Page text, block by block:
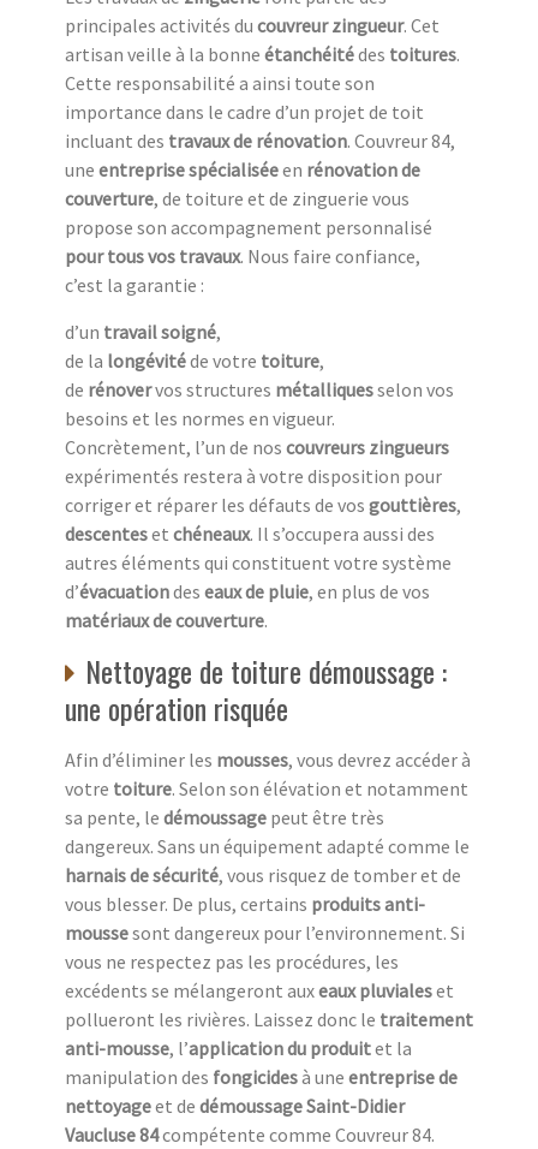
principales activités du couvreur zingueur. Cet
artisan veille à la bonne étanchéitédes toitures.
Cette responsabilité a ainsi toute son
importance dans le cadre d’un projet de toit
incluant des travaux de rénovation. Couvreur 84,
une entreprise spécialiséeen rénovation de
couverture, de toiture et de zinguerie vous
propose son accompagnement personnalisé
pour tous vos travaux. Nous faire confiance,
c’est la garantie :
d’un travail soigné,
de la longévitéde votre toiture,
de rénovervos structures métalliquesselon vos
besoins et les normes en vigueur.
Concrètement, l’un de nos couvreurs zingueurs
expérimentés restera à votre disposition pour
corriger et réparer les défauts de vos gouttières,
descenteset chéneaux. Il s’occupera aussi des
autres éléments qui constituent votre système
d’évacuationdes eaux de pluie, en plus de vos
matériaux de couverture.
Nettoyage de toiture démoussage :
une opération risquée
Afin d’éliminer les mousses, vous devrez accéder à
votre toiture. Selon son élévation et notamment
sa pente, le démoussage peut être très
dangereux. Sans un équipement adapté comme le
harnais de sécurité, vous risquez de tomber et de
vous blesser. De plus, certains produits anti-
moussesont dangereux pour l’environnement. Si
vous ne respectez pas les procédures, les
excédents se mélangeront auxeaux pluvialeset
pollueront les rivières. Laissez donc le traitement
anti-mousse, l’application du produitet la
manipulation des fongicidesà une entreprise de
nettoyageet de démoussage Saint-Didier
Vaucluse 84compétente comme Couvreur 84.